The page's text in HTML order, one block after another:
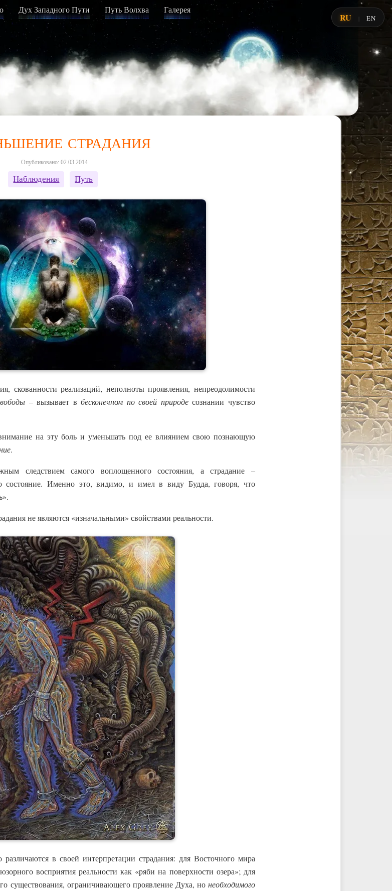
Дух Западного Пути Путь Волхва Галерея
страдания
Опубликовано: 02.03.2014
Наблюдения Путь
скованности реализаций, неполноты проявления, непреодолимости
– вызывает вбесконечном по своей природесознании чувство
на эту боль и уменьшать под ее влиянием свою познающую
.
следствием самого воплощенного состояния, а страдание –
состояние. Именно это, видимо, и имел в виду Будда, говоря, что
не являются «изначальными» свойствами реальности.
в своей интерпретации страдания: для Восточного мира
восприятия реальности как «ряби на поверхности озера»; для
существования, ограничивающего проявление Духа, но необходимого
RU | EN